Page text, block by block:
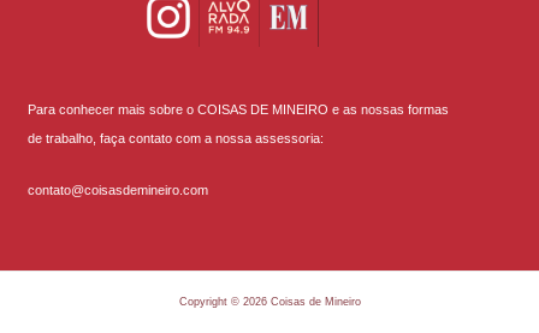
Para conhecer mais sobre o COISAS DE MINEIRO e as nossas formas
de trabalho, faça contato com a nossa assessoria:
contato@coisasdemineiro.com
Copyright © 2026 Coisas de Mineiro